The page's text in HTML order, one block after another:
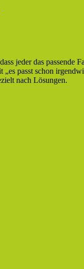
jeder das passende
passt schon
nach Lösungen.